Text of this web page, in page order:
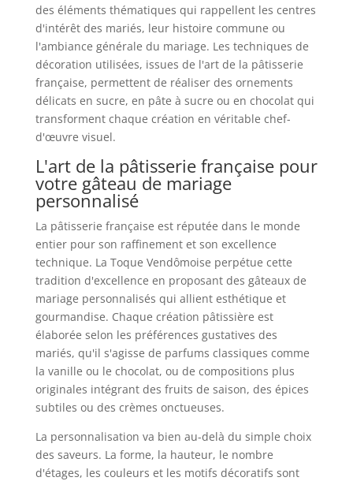
des éléments thématiques qui rappellent les centres
d'intérêt des mariés, leur histoire commune ou
l'ambiance générale du mariage. Les techniques de
décoration utilisées, issues de l'art de la pâtisserie
française, permettent de réaliser des ornements
délicats en sucre, en pâte à sucre ou en chocolat qui
transforment chaque création en véritable chef-
d'œuvre visuel.
L'art de la pâtisserie française pour
votre gâteau de mariage
personnalisé
La pâtisserie française est réputée dans le monde
entier pour son raffinement et son excellence
technique. La Toque Vendômoise perpétue cette
tradition d'excellence en proposant des gâteaux de
mariage personnalisés qui allient esthétique et
gourmandise. Chaque création pâtissière est
élaborée selon les préférences gustatives des
mariés, qu'il s'agisse de parfums classiques comme
la vanille ou le chocolat, ou de compositions plus
originales intégrant des fruits de saison, des épices
subtiles ou des crèmes onctueuses.
La personnalisation va bien au-delà du simple choix
des saveurs. La forme, la hauteur, le nombre
d'étages, les couleurs et les motifs décoratifs sont